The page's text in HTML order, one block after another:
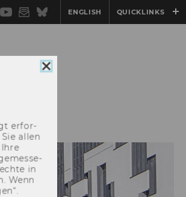
YouTube
Newsletter
BlueskyENGLISH QUICKLINKS
Cookie
er­for­
allen
in
Wenn